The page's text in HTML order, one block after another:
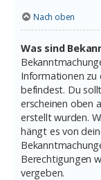
Nach oben
Was sind
Informationen zu
befindest. Du
erscheinen oben
erstellt wurden.
hängt es von
Berechtigungen
vergeben.